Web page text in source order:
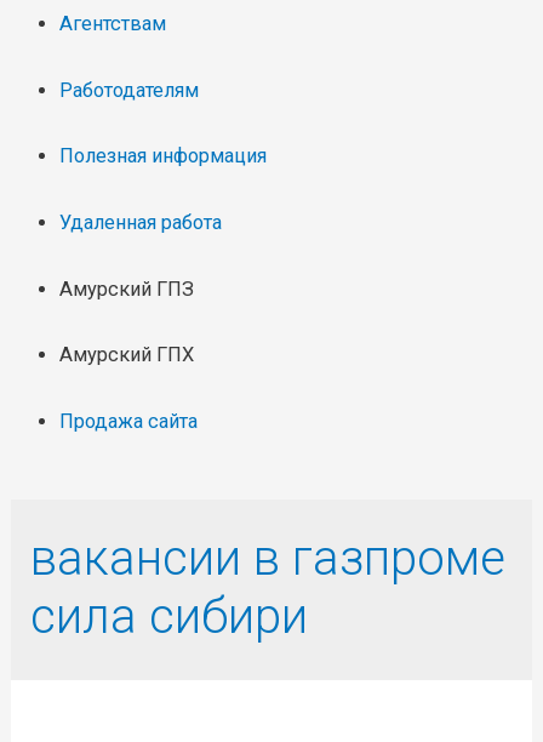
Агентствам
Работодателям
Полезная информация
Удаленная работа
Амурский ГПЗ
Амурский ГПХ
Продажа сайта
вакансии в газпроме
сила сибири